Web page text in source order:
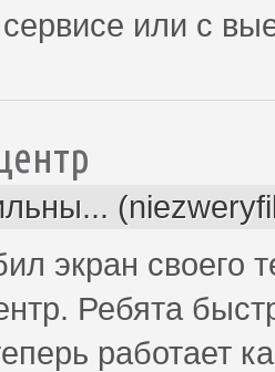
сервисе или с
экран своего
Ребята
работает